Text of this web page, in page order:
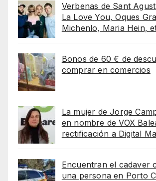
Verbenas de Sant
La Love You, Oques
Michenlo, Maria Hein,
Bonos de 60 € de
comprar en comercios
La mujer de Jorge
en nombre de VOX
rectificación a Digital
Encuentran el cadaver
una persona en Porto